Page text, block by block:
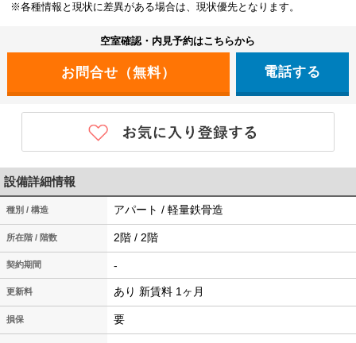
※各種情報と現状に差異がある場合は、現状優先となります。
空室確認・内見予約はこちらから
電話する
設備詳細情報
種別 / 構造 アパート / 軽量鉄骨造
所在階 / 階数 2階 / 2階
契約期間 -
更新料 あり 新賃料 1ヶ月
損保 要